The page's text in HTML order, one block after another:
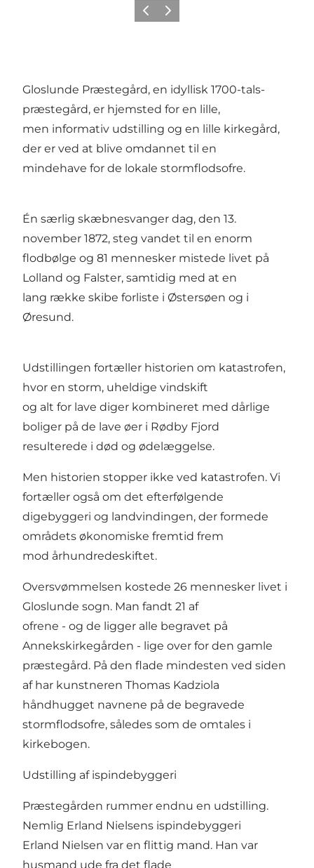
ForrigeNæste
Gloslunde Præstegård, en idyllisk 1700-tals-
præstegård, er hjemsted for en lille,
men informativ udstilling og en lille kirkegård,
der er ved at blive omdannet til en
mindehave for de lokale stormflodsofre.
Én særlig skæbnesvanger dag, den 13.
november 1872, steg vandet til en enorm
flodbølge og 81 mennesker mistede livet på
Lolland og Falster, samtidig med at en
lang række skibe forliste i Østersøen og i
Øresund.
Udstillingen fortæller historien om katastrofen,
hvor en storm, uheldige vindskift
og alt for lave diger kombineret med dårlige
boliger på de lave øer i Rødby Fjord
resulterede i død og ødelæggelse.
Men historien stopper ikke ved katastrofen. Vi
fortæller også om det efterfølgende
digebyggeri og landvindingen, der formede
områdets økonomiske fremtid frem
mod århundredeskiftet.
Oversvømmelsen kostede 26 mennesker livet i
Gloslunde sogn. Man fandt 21 af
ofrene - og de ligger alle begravet på
Annekskirkegården - lige over for den gamle
præstegård. På den flade mindesten ved siden
af har kunstneren Thomas Kadziola
håndhugget navnene på de begravede
stormflodsofre, således som de omtales i
kirkebogen.
Udstilling af ispindebyggeri
Præstegården rummer endnu en udstilling.
Nemlig Erland Nielsens ispindebyggeri
Erland Nielsen var en flittig mand. Han var
husmand ude fra det flade